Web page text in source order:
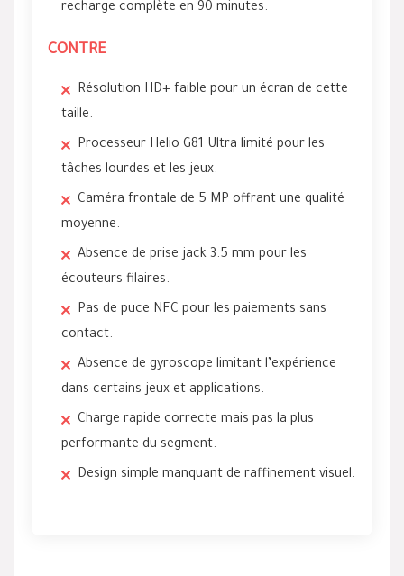
recharge complète en 90 minutes.
CONTRE
Résolution HD+ faible pour un écran de cette
taille.
Processeur Helio G81 Ultra limité pour les
tâches lourdes et les jeux.
Caméra frontale de 5 MP offrant une qualité
moyenne.
Absence de prise jack 3.5 mm pour les
écouteurs filaires.
Pas de puce NFC pour les paiements sans
contact.
Absence de gyroscope limitant l’expérience
dans certains jeux et applications.
Charge rapide correcte mais pas la plus
performante du segment.
Design simple manquant de raffinement visuel.